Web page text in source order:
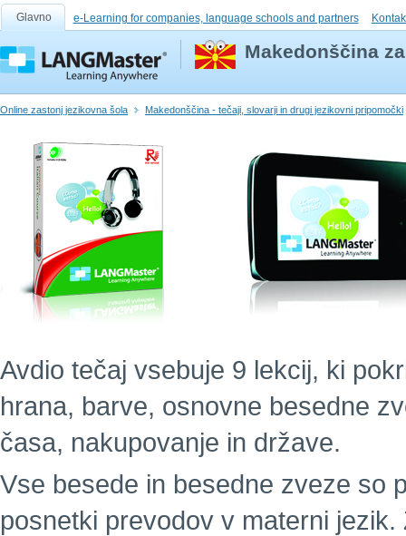
Glavno e-Learning for companies, language schools and partners
Makedonščina
Online zastonj jezikovna šola Makedonščina - tečaji, slovarji in drugi jezikovni pripomočki
Avdio tečaj vsebuje 9 lekcij, ki
hrana, barve, osnovne besedne
časa, nakupovanje in države.
Vse besede in besedne zveze so
posnetki prevodov v materni